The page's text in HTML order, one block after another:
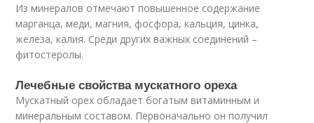
Из минералов отмечают повышенное содержание
марганца, меди, магния, фосфора, кальция, цинка,
железа, калия. Среди других важных соединений –
фитостеролы.
Лечебные свойства мускатного ореха
Мускатный орех обладает богатым витаминным и
минеральным составом. Первоначально он получил